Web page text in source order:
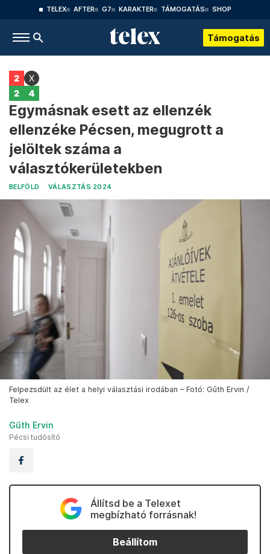
TELEX AFTER G7 KARAKTER TÁMOGATÁS SHOP
Támogatás
Egymásnak esett az ellenzék
ellenzéke Pécsen, megugrott a
jelöltek száma a
választókerületekben
BELFÖLD VÁLASZTÁS 2024
Felpezsdült az élet a helyi választási irodában – Fotó: Gűth Ervin /
Telex
Gűth Ervin
Pécsi tudósító
Állítsd be a Telexet
megbízható forrásnak!
Beállítom